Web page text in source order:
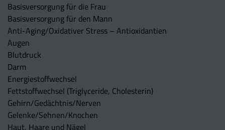
Basisversorgung für die Frau
Basisversorgung für den Mann
Anti-Aging/Oxidativer Stress – Antioxidantien
Augen
Blutdruck
Darm
Energiestoffwechsel
Fettstoffwechsel (Triglyceride, Cholesterin)
Gehirn/Gedächtnis/Nerven
Gelenke/Sehnen/Knochen
Haut, Haare und Nägel